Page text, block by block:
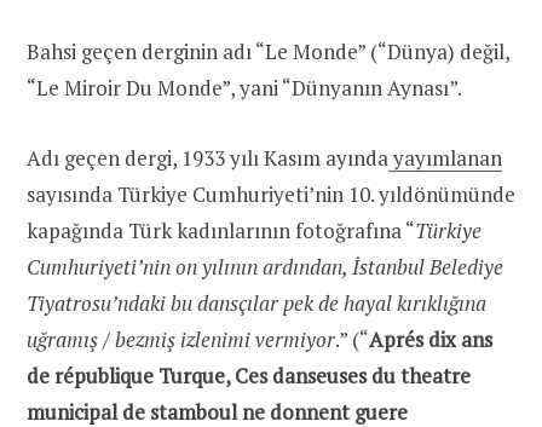
Bahsi geçen derginin adı “Le Monde” (“Dünya) değil,
“Le Miroir Du Monde”, yani “Dünyanın Aynası”.
Adı geçen dergi, 1933 yılı Kasım ayındayayımlanan
sayısında Türkiye Cumhuriyeti’nin 10. yıldönümünde
kapağında Türk kadınlarının fotoğrafına “Türkiye
Cumhuriyeti’nin on yılının ardından, İstanbul Belediye
Tiyatrosu’ndaki bu dansçılar pek de hayal kırıklığına
uğramış / bezmiş izlenimi vermiyor.” (“Aprés dix ans
de république Turque, Ces danseuses du theatre
municipal de stamboul ne donnent guere